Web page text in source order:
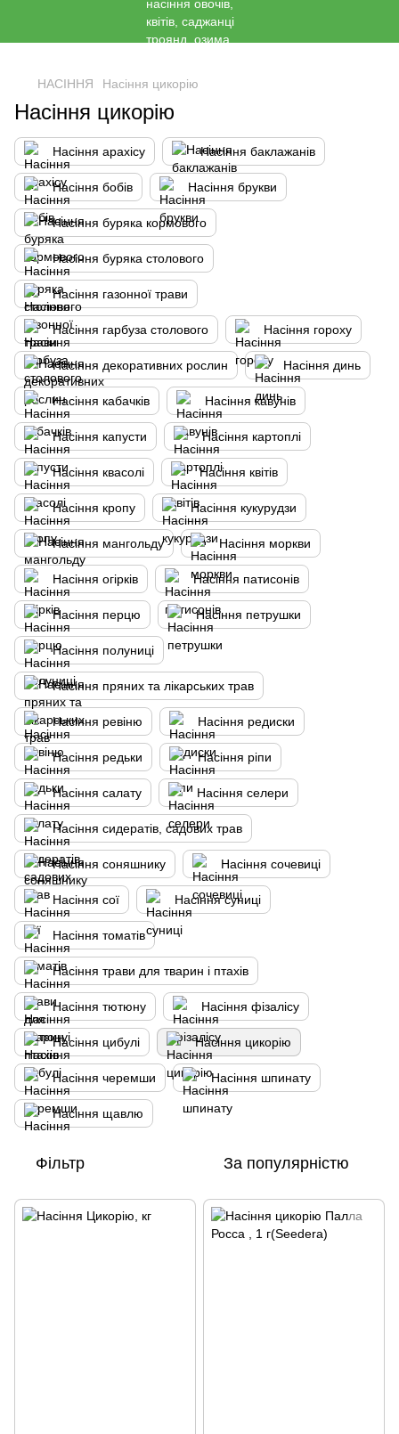
НАСІННЯ Насіння цикорію
Насіння цикорію
Насіння арахісу Насіння баклажанів
Насіння бобів Насіння брукви
Насіння буряка кормового
Насіння буряка столового
Насіння газонної трави
Насіння гарбуза столового Насіння гороху
Насіння декоративних рослин Насіння динь
Насіння кабачків Насіння кавунів
Насіння капусти Насіння картоплі
Насіння квасолі Насіння квітів
Насіння кропу Насіння кукурудзи
Насіння мангольду Насіння моркви
Насіння огірків Насіння патисонів
Насіння перцю Насіння петрушки
Насіння полуниці
Насіння пряних та лікарських трав
Насіння ревіню Насіння редиски
Насіння редьки Насіння ріпи
Насіння салату Насіння селери
Насіння сидератів, садових трав
Насіння соняшнику Насіння сочевиці
Насіння сої Насіння суниці
Насіння томатів
Насіння трави для тварин і птахів
Насіння тютюну Насіння фізалісу
Насіння цибулі Насіння цикорію
Насіння черемши Насіння шпинату
Насіння щавлю
Фільтр За популярністю